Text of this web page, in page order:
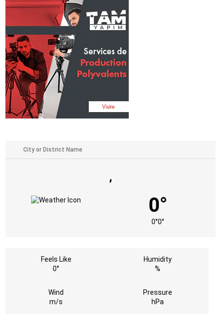
,
0°
0°0°
Feels Like
0°
Humidity
%
Wind
m/s
Pressure
hPa